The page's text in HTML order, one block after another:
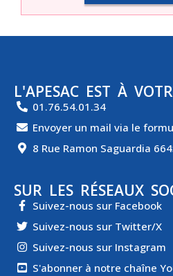
L'APESAC EST À
01.76.54.01.34
Envoyer un mail via le
8 Rue Ramon Saguardia
SUR LES RÉSEAUX
Suivez-nous sur Facebook
Suivez-nous sur Twitter/X
Suivez-nous sur Instagram
S'abonner à notre chaîne